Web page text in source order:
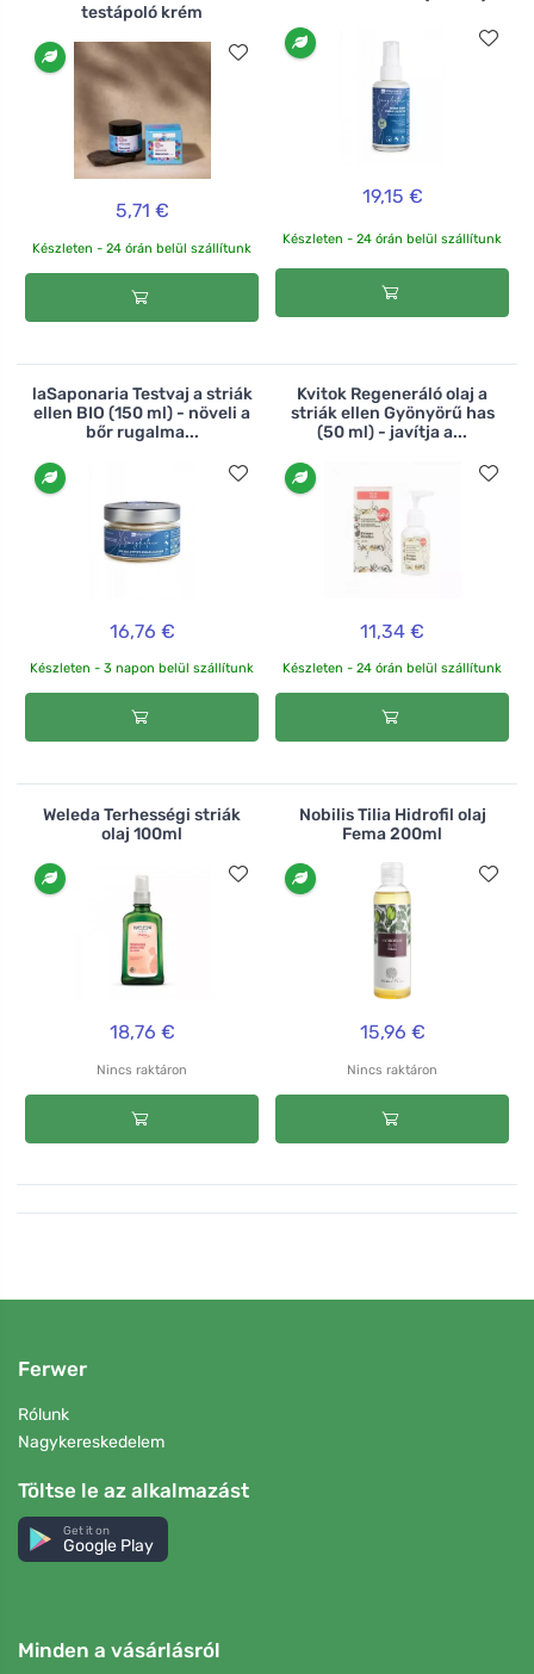
testápoló krém
5,71 €
Készleten - 24 órán belül szállítunk
19,15 €
Készleten - 24 órán belül szállítunk
laSaponaria Testvaj a striák
ellen BIO (150 ml) - növeli a
bőr rugalma...
16,76 €
Készleten - 3 napon belül szállítunk
Kvitok Regeneráló olaj a
striák ellen Gyönyörű has
(50 ml) - javítja a...
11,34 €
Készleten - 24 órán belül szállítunk
Weleda Terhességi striák
olaj 100ml
18,76 €
Nincs raktáron
Nobilis Tilia Hidrofil olaj
Fema 200ml
15,96 €
Nincs raktáron
Ferwer
Rólunk
Nagykereskedelem
Töltse le az alkalmazást
Get it on
Google Play
Minden a vásárlásról